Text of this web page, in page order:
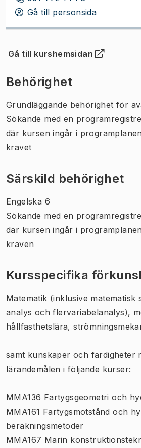
Gå till personsida
Gå till kurshemsidan
(Öppnas i ny flik)
Behörighet
Grundläggande behörighet för
Sökande med en
där kursen ingår i
kravet
Särskild behörighet
Engelska 6
Sökande med en
där kursen ingår i
kraven
Kursspecifika
Matematik (inklusive matematisk
analys och flervariabelanalys),
hållfasthetslära,
samt kunskaper och färdigheter
lärandemålen i följande kurser:
MMA136 Fartygsgeometri och
MMA161 Fartygsmotstånd och
beräkningsmetoder
MMA167 Marin